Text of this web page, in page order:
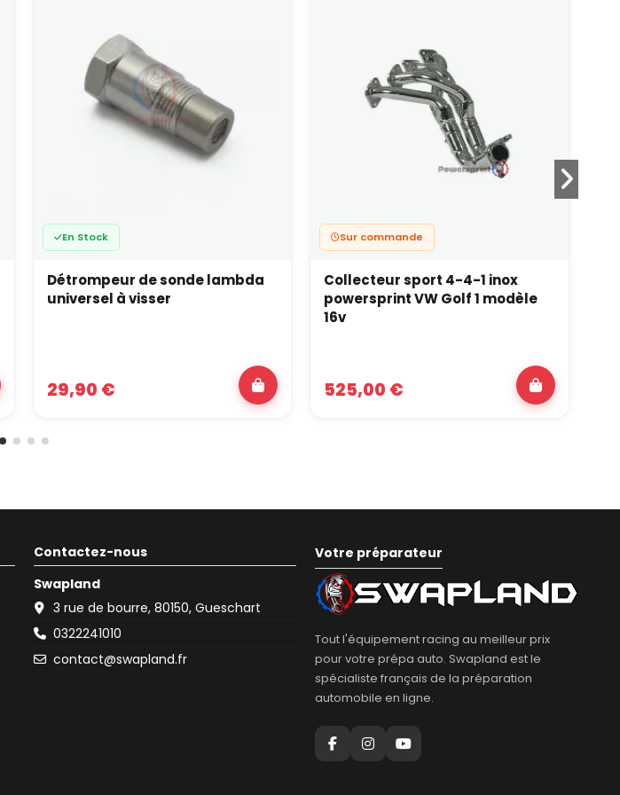
En Stock
Détrompeur de sonde lambda
universel à visser
29,90 €
Sur commande
Collecteur sport 4-4-1 inox
powersprint VW Golf 1 modèle
16v
525,00 €
Contactez-nous
Swapland
3 rue de bourre, 80150, Gueschart
0322241010
contact@swapland.fr
Votre préparateur
Tout l'équipement racing au meilleur prix
pour votre prépa auto. Swapland est le
spécialiste français de la préparation
automobile en ligne.